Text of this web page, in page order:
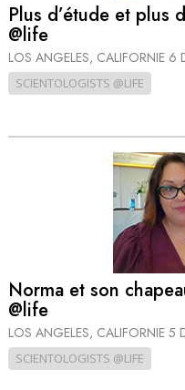
Plus d’étude et plus
@life
LOS ANGELES, CALIFORNIE 6
SCIENTOLOGISTS @LIFE
Norma et son
@life
LOS ANGELES, CALIFORNIE 5
SCIENTOLOGISTS @LIFE